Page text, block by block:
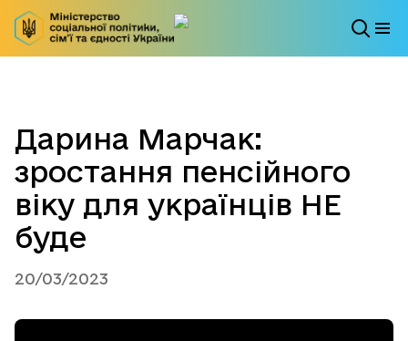
Дарина Марчак:
зростання пенсійного
віку для українців НЕ
буде
20/03/2023